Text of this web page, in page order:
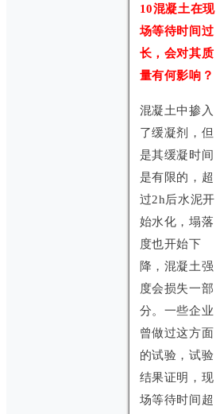
10混凝土在现
场等待时间过
长，会对其质
量有何影响？
混凝土中掺入
了缓凝剂，但
是其缓凝时间
是有限的，超
过2h后水泥开
始水化，塌落
度也开始下
降，混凝土强
度会损失一部
分。一些企业
曾做过这方面
的试验，试验
结果证明，现
场等待时间超